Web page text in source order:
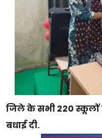
जिले के सभी 220 स्कूलों
बधाई दी.